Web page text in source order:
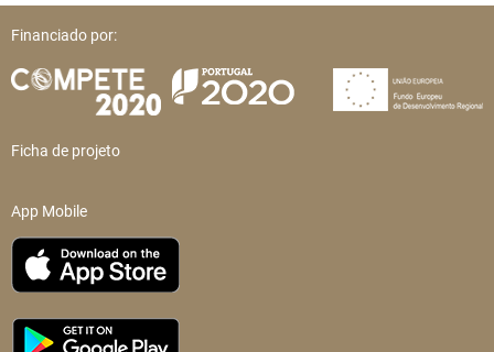
Financiado por:
Ficha de projeto
App Mobile